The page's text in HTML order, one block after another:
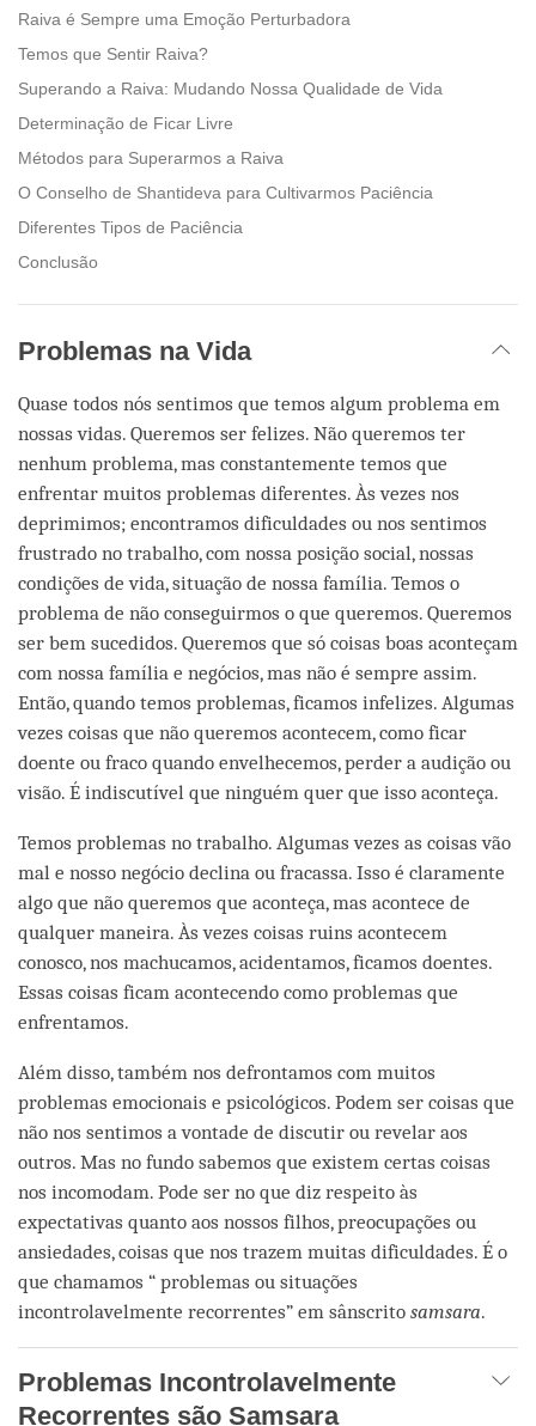
Raiva é Sempre uma Emoção Perturbadora
Temos que Sentir Raiva?
Superando a Raiva: Mudando Nossa Qualidade de Vida
Determinação de Ficar Livre
Métodos para Superarmos a Raiva
O Conselho de Shantideva para Cultivarmos Paciência
Diferentes Tipos de Paciência
Conclusão
Problemas na Vida
Quase todos nós sentimos que temos algum problema em
nossas vidas. Queremos ser felizes. Não queremos ter
nenhum problema, mas constantemente temos que
enfrentar muitos problemas diferentes. Às vezes nos
deprimimos; encontramos dificuldades ou nos sentimos
frustrado no trabalho, com nossa posição social, nossas
condições de vida, situação de nossa família. Temos o
problema de não conseguirmos o que queremos. Queremos
ser bem sucedidos. Queremos que só coisas boas aconteçam
com nossa família e negócios, mas não é sempre assim.
Então, quando temos problemas, ficamos infelizes. Algumas
vezes coisas que não queremos acontecem, como ficar
doente ou fraco quando envelhecemos, perder a audição ou
visão. É indiscutível que ninguém quer que isso aconteça.
Temos problemas no trabalho. Algumas vezes as coisas vão
mal e nosso negócio declina ou fracassa. Isso é claramente
algo que não queremos que aconteça, mas acontece de
qualquer maneira. Às vezes coisas ruins acontecem
conosco, nos machucamos, acidentamos, ficamos doentes.
Essas coisas ficam acontecendo como problemas que
enfrentamos.
Além disso, também nos defrontamos com muitos
problemas emocionais e psicológicos. Podem ser coisas que
não nos sentimos a vontade de discutir ou revelar aos
outros. Mas no fundo sabemos que existem certas coisas
nos incomodam. Pode ser no que diz respeito às
expectativas quanto aos nossos filhos, preocupações ou
ansiedades, coisas que nos trazem muitas dificuldades. É o
que chamamos “ problemas ou situações
incontrolavelmente recorrentes” em sânscrito samsara.
Problemas Incontrolavelmente
Recorrentes são Samsara